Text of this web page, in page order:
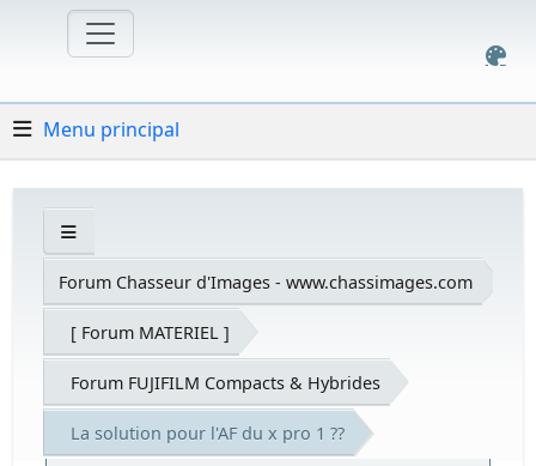
Menu principal
Forum Chasseur d'Images - www.chassimages.com
[ Forum MATERIEL ]
Forum FUJIFILM Compacts & Hybrides
La solution pour l'AF du x pro 1 ??